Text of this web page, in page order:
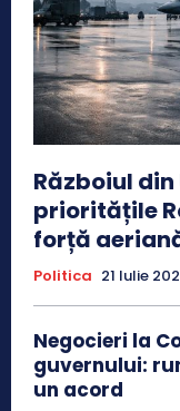
Războiul
prioritățile
forță
Politica 21 Iulie
Negocieri la
guvernului:
un acord